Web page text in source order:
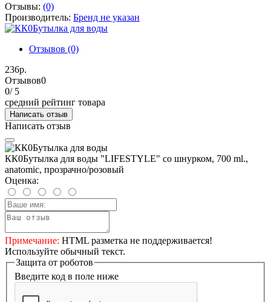
Отзывы: (0)
Производитель: Бренд не указан
Отзывов (0)
236р.
Отзывов0
0/ 5
средний рейтинг товара
Написать отзыв
Написать отзыв
КК0Бутылка для воды "LIFESTYLE" со шнурком, 700 ml.,
anatomic, прозрачно/розовый
Оценка:
Примечание: HTML разметка не поддерживается!
Используйте обычный текст.
Защита от роботов
Введите код в поле ниже